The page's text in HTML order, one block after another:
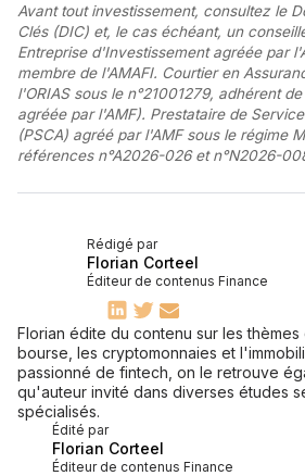
Avant tout investissement, consultez le
Clés (DIC) et, le cas échéant, un
Entreprise d'Investissement agréée par
membre de l'AMAFI. Courtier en
l'ORIAS sous le n°21001279, adhérent
agréée par l'AMF). Prestataire de
(PSCA) agréé par l'AMF sous le régime
références n°A2026-026 et n°N2026-
Édité par
Florian Corteel
Éditeur de contenus Finance
Rédigé par
Florian Corteel
Éditeur de contenus Finance
Florian édite du contenu sur les
bourse, les cryptomonnaies et
passionné de fintech, on le retrouve
qu'auteur invité dans diverses études
spécialisés.